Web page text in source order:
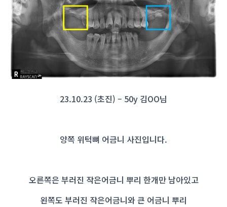
23.10.23 (초진) – 50y 김OO님
양쪽 위턱뼈 어금니 사진입니다.
오른쪽은 부러진 작은어금니 뿌리 한개만 남아있고
왼쪽도 부러진 작은어금니와 큰 어금니 뿌리